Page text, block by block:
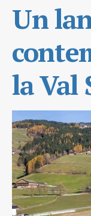
Un
la Val